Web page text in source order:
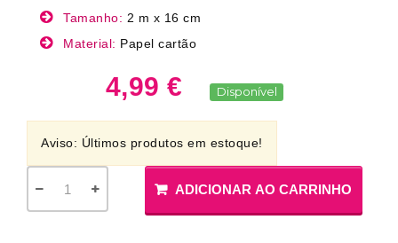
Tamanho: 2 m x 16 cm
Material: Papel cartão
4,99 € Disponível
Aviso: Últimos produtos em estoque!
ADICIONAR AO CARRINHO